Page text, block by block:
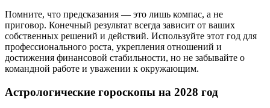
Помните, что предсказания — это лишь компас, а не
приговор. Конечный результат всегда зависит от ваших
собственных решений и действий. Используйте этот год для
профессионального роста, укрепления отношений и
достижения финансовой стабильности, но не забывайте о
командной работе и уважении к окружающим.
Астрологические гороскопы на 2028 год